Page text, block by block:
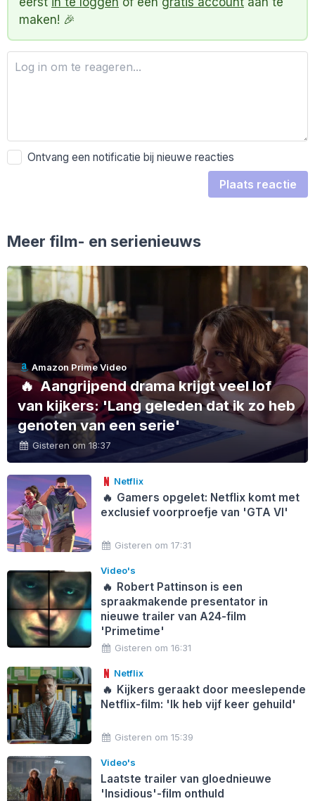
maken! 🎉
Ontvang een notificatie bij nieuwe reacties
Plaats reactie
Meer film- en serienieuws
Amazon Prime Video
🔥Aangrijpend drama krijgt veel lof
van kijkers: 'Lang geleden dat ik zo heb
genoten van een serie'
Gisteren om 18:37
Netflix
🔥 Gamers opgelet: Netflix komt met
exclusief voorproefje van 'GTA VI'
Gisteren om 17:31
Video's
🔥 Robert Pattinson is een
spraakmakende presentator in
nieuwe trailer van A24-film
'Primetime'
Gisteren om 16:31
Netflix
🔥 Kijkers geraakt door meeslepende
Netflix-film: 'Ik heb vijf keer gehuild'
Gisteren om 15:39
Video's
Laatste trailer van gloednieuwe
'Insidious'-film onthuld